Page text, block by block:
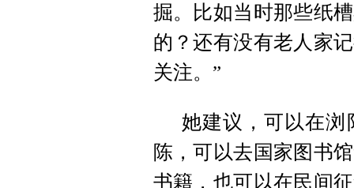
掘。比如当时那些纸
的？还有没有老人家
关注。”
她建议，可以在浏
陈，可以去国家图书
书籍，也可以在民间